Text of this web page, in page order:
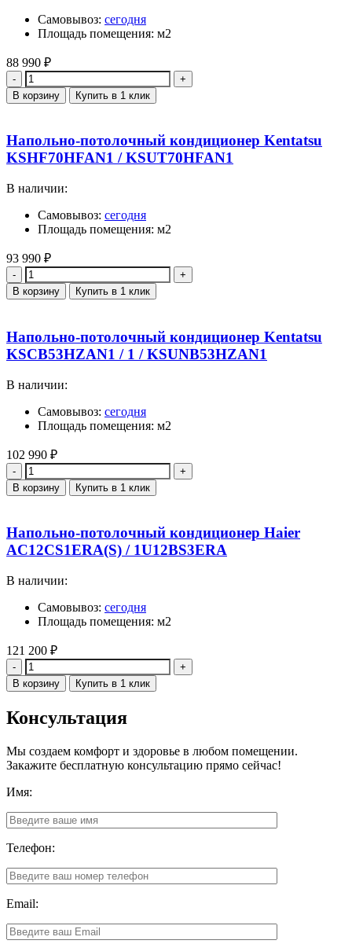
Самовывоз: сегодня
Площадь помещения: м2
88 990 ₽
Количество
В корзину Купить в 1 клик
Напольно-потолочный кондиционер Kentatsu
KSHF70HFAN1 / KSUT70HFAN1
В наличии:
Самовывоз: сегодня
Площадь помещения: м2
93 990 ₽
Количество
В корзину Купить в 1 клик
Напольно-потолочный кондиционер Kentatsu
KSCB53HZAN1 / 1 / KSUNB53HZAN1
В наличии:
Самовывоз: сегодня
Площадь помещения: м2
102 990 ₽
Количество
В корзину Купить в 1 клик
Напольно-потолочный кондиционер Haier
AC12CS1ERA(S) / 1U12BS3ERA
В наличии:
Самовывоз: сегодня
Площадь помещения: м2
121 200 ₽
Количество
В корзину Купить в 1 клик
Консультация
Мы создаем комфорт и здоровье в любом помещении.
Закажите бесплатную консультацию прямо сейчас!
Имя:
Телефон:
Email: